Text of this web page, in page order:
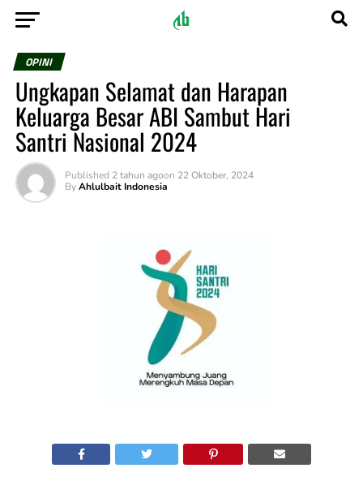
OPINI
Ungkapan Selamat dan Harapan
Keluarga Besar ABI Sambut Hari
Santri Nasional 2024
Published 2 tahun agoon 22 Oktober, 2024
By Ahlulbait Indonesia